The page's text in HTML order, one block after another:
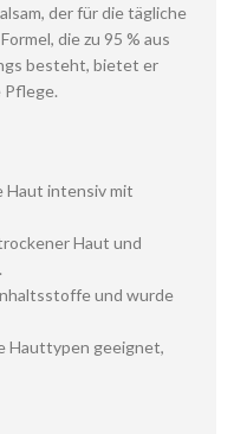
der für die tägliche
die zu 95 % aus
besteht, bietet er
Haut intensiv mit
Haut und
und wurde
Hauttypen geeignet,